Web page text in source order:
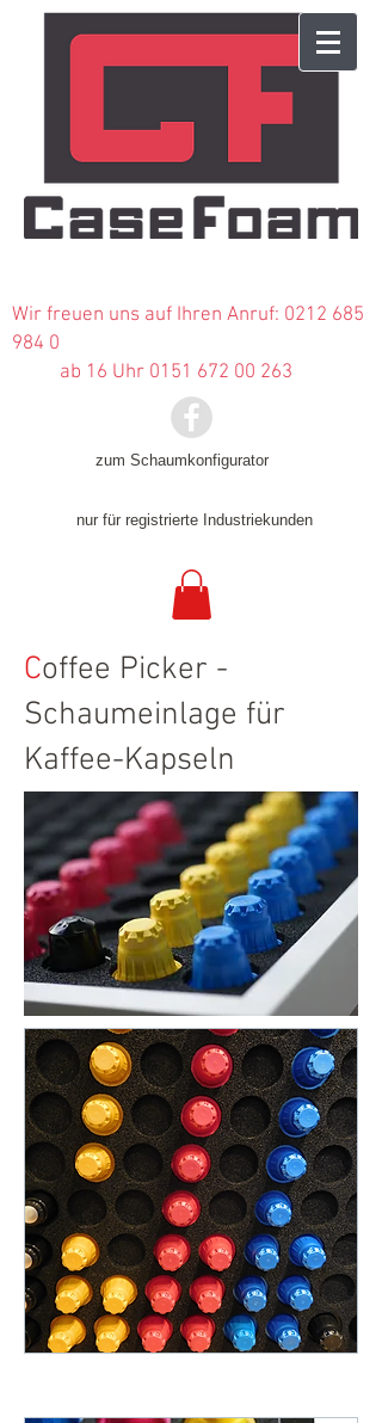
Wir freuen uns auf Ihren Anruf: 0212 685
984 0
ab 16 Uhr 0151 672 00 263
zum Schaumkonfigurator
nur für registrierte Industriekunden
Coffee Picker -
Schaumeinlage für
Kaffee-Kapseln